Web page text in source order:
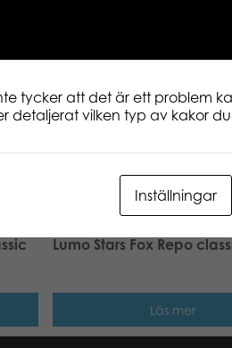
Classic 15 cm.
design. Vilken är din
www.lumostars.com
Lumo Stars Fox Repo
Läs mer
tycker att det är ett problem
detaljerat vilken typ av kakor
Inställningar